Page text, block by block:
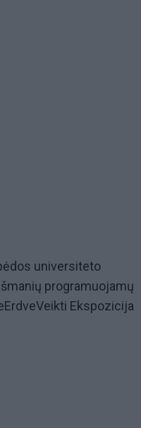
universiteto
programuojamų
Ekspozicija